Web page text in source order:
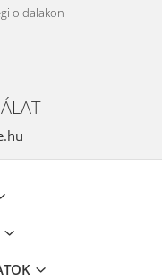
oldalakon